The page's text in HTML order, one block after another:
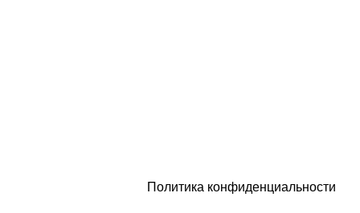
Политика конфиденциальности